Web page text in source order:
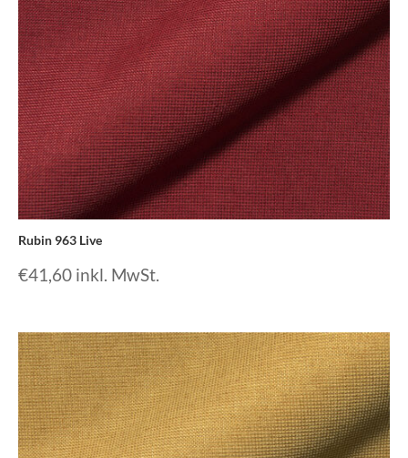
Rubin 963 Live
€41,60 inkl. MwSt.